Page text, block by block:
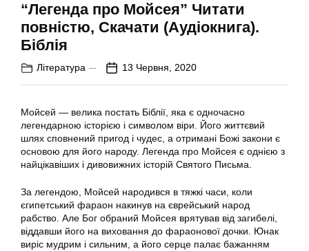
“Легенда про Мойсея” Читати
повністю, Скачати (Аудіокнига).
Біблія
Література 13 Червня, 2020
Мойсей — велика постать Біблії, яка є одночасно
легендарною історією і символом віри. Його життєвий
шлях сповнений пригод і чудес, а отримані Божі закони є
основою для його народу. Легенда про Мойсея є однією з
найцікавіших і дивовижних історій Святого Письма.
За легендою, Мойсей народився в тяжкі часи, коли
єгипетський фараон накинув на єврейський народ
рабство. Але Бог обраний Мойсея врятував від загибелі,
віддавши його на виховання до фараонової дочки. Юнак
виріс мудрим і сильним, а його серце палає бажанням